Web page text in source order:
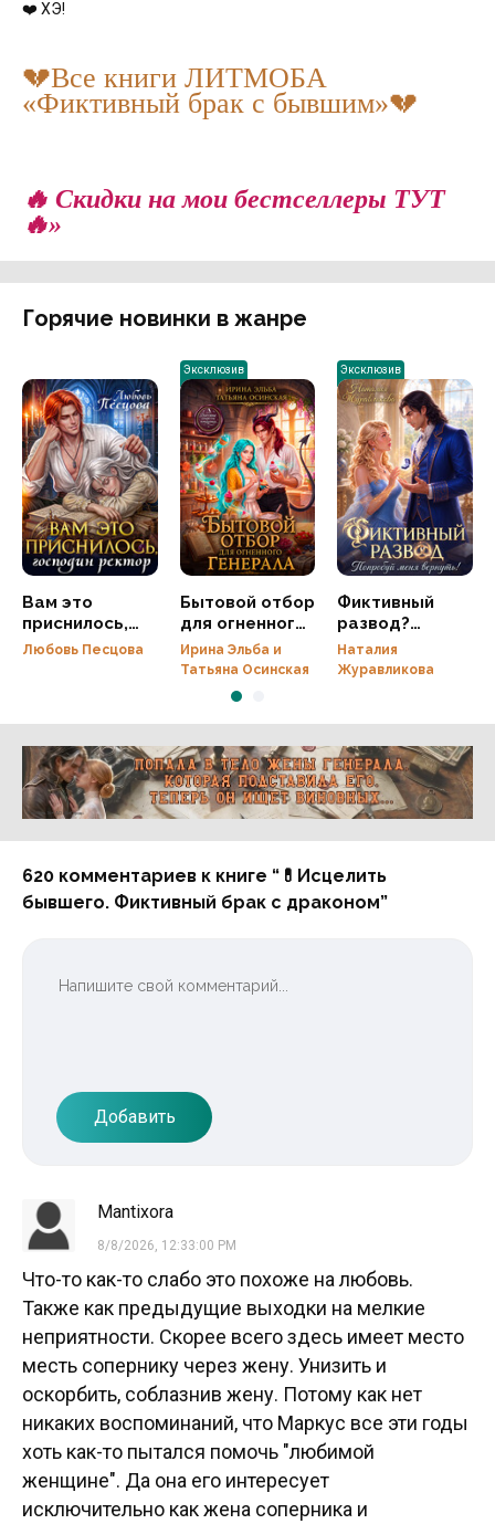
❤️ ХЭ!
💔Все книги ЛИТМОБА
«Фиктивный брак с бывшим»💔
🔥 Скидки на мои бестселлеры ТУТ
🔥»
Горячие новинки в жанре
Вам это
приснилось,
господин
Любовь Песцова
Эксклюзив
Бытовой отбор
для огненного
генерала
Ирина Эльба и
Татьяна Осинская
Эксклюзив
Фиктивный
развод?
Попробуй меня
вернуть!
Наталия
Журавликова
Реклама 16+ АО «ЛитГород»
620 комментариев к книге “💊Исцелить
бывшего. Фиктивный брак с драконом”
Добавить
Mantixora
8/8/2026, 12:33:00 PM
Что-то как-то слабо это похоже на любовь.
Также как предыдущие выходки на мелкие
неприятности. Скорее всего здесь имеет место
месть сопернику через жену. Унизить и
оскорбить, соблазнив жену. Потому как нет
никаких воспоминаний, что Маркус все эти годы
хоть как-то пытался помочь "любимой
женщине". Да она его интересует
исключительно как жена соперника и